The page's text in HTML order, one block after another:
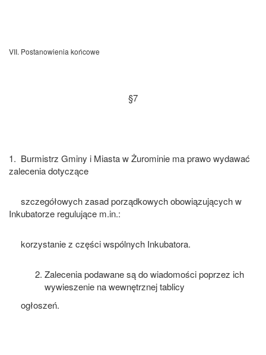
VII. Postanowienia końcowe
§7
1. Burmistrz Gminy i Miasta w Żurominie ma prawo wydawać
zalecenia dotyczące
szczegółowych zasad porządkowych obowiązujących w
Inkubatorze regulujące m.in.:
korzystanie z części wspólnych Inkubatora.
Zalecenia podawane są do wiadomości poprzez ich
wywieszenie na wewnętrznej tablicy
ogłoszeń.